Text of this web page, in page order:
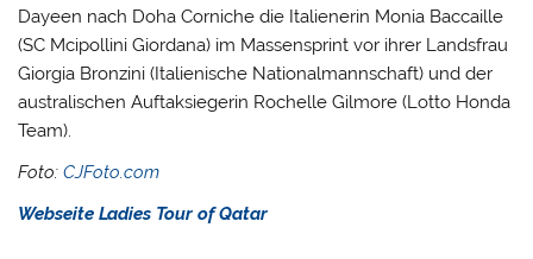
Dayeen nach Doha Corniche die Italienerin Monia Baccaille
(SC Mcipollini Giordana) im Massensprint vor ihrer Landsfrau
Giorgia Bronzini (Italienische Nationalmannschaft) und der
australischen Auftaksiegerin Rochelle Gilmore (Lotto Honda
Team).
Foto:CJFoto.com
Webseite Ladies Tour of Qatar